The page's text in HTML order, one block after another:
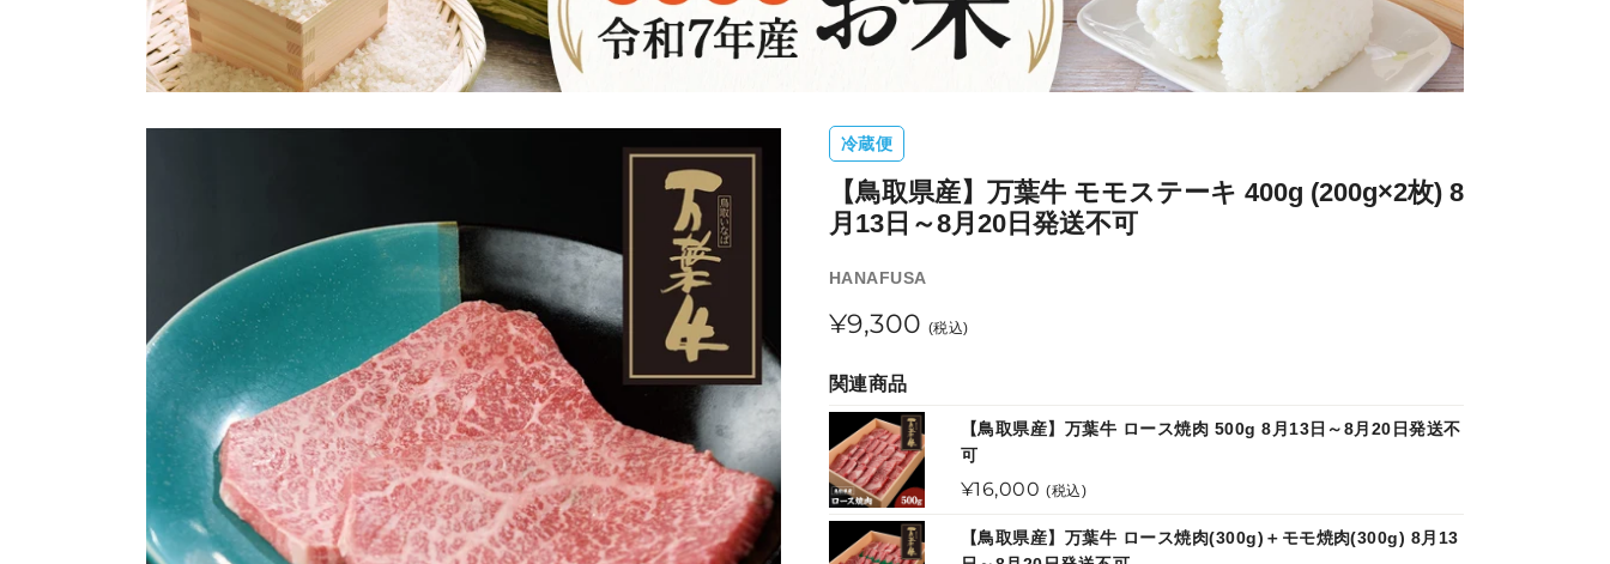
冷蔵便
【鳥取県産】万葉牛 モモステーキ 400g (200g×2枚) 8
月13日～8月20日発送不可
販
元
HANAFUSA
通
常
価
格
¥9,300 (税込)
関連商品
【鳥取県産】万葉牛 ロース焼肉 500g 8月13日～8月20日発送不
可
通
価
¥16,000 (税込)
【鳥取県産】万葉牛 ロース焼肉(300g)＋モモ焼肉(300g) 8月13